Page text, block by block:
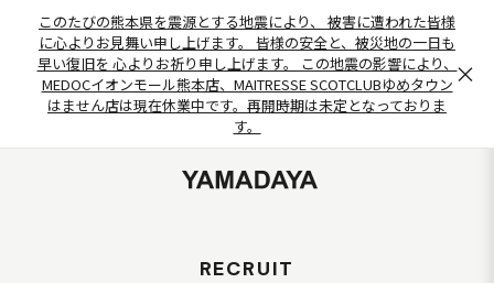
このたびの熊本県を震源とする地震により、 被害に遭われた皆様
に心よりお見舞い申し上げます。 皆様の安全と、被災地の一日も
早い復旧を 心よりお祈り申し上げます。 この地震の影響により、
MEDOCイオンモール熊本店、MAITRESSE SCOTCLUBゆめタウン
はません店は現在休業中です。再開時期は未定となっておりま
す。
×
RECRUIT